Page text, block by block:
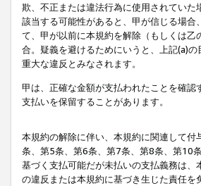
欺、不正または違法行為に使用されてい
該当する可能性があると、甲が信じる場
て、甲が以前に本規約を解除（もしくは
合。疑義を避けるためにいうと、上記(a)
重大な違反とみなされます。
甲は、正確な金額が支払われたことを確
支払いを保留することがあります。
本規約の解除に伴い、本規約に関連して
条、第5条、第6条、第7条、第8条、第10
基づく支払可能だが未払いの支払義務は
の違反または本規約に基づき生じた責任を